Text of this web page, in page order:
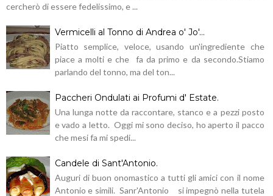
cercherò di essere fedelissimo, e ...
Vermicelli al Tonno di Andrea o' Jo'...
Piatto semplice, veloce, usando un'ingrediente che
piace a molti e che fa da primo e da secondo.Stiamo
parlando del tonno, ma del ton...
Paccheri Ondulati ai Profumi d' Estate.
Una lunga notte da raccontare, stanco e a pezzi posto
e vado a letto. Oggi mi sono deciso, ho aperto il pacco
che mesi fa mi spedi...
Candele di Sant'Antonio.
Auguri di buon onomastico a tutti gli amici con il nome
Antonio e simili. Sanr'Antonio si impegnò nella tutela